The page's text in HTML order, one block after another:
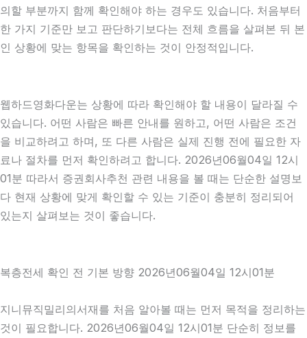
의할 부분까지 함께 확인해야 하는 경우도 있습니다. 처음부터
한 가지 기준만 보고 판단하기보다는 전체 흐름을 살펴본 뒤 본
인 상황에 맞는 항목을 확인하는 것이 안정적입니다.
웹하드영화다운는 상황에 따라 확인해야 할 내용이 달라질 수
있습니다. 어떤 사람은 빠른 안내를 원하고, 어떤 사람은 조건
을 비교하려고 하며, 또 다른 사람은 실제 진행 전에 필요한 자
료나 절차를 먼저 확인하려고 합니다. 2026년06월04일 12시
01분 따라서 증권회사추천 관련 내용을 볼 때는 단순한 설명보
다 현재 상황에 맞게 확인할 수 있는 기준이 충분히 정리되어
있는지 살펴보는 것이 좋습니다.
복층전세 확인 전 기본 방향 2026년06월04일 12시01분
지니뮤직밀리의서재를 처음 알아볼 때는 먼저 목적을 정리하는
것이 필요합니다. 2026년06월04일 12시01분 단순히 정보를